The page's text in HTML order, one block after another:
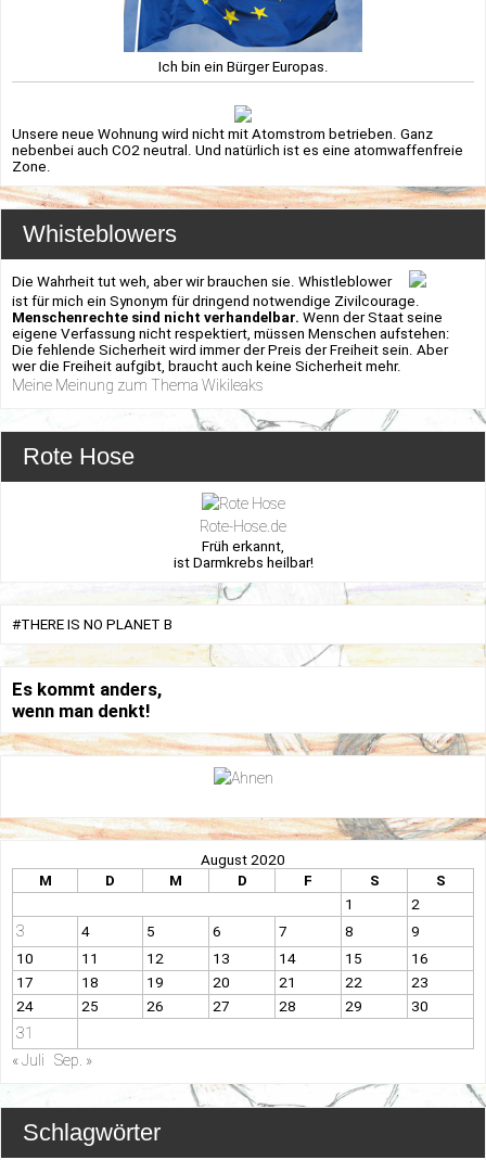
Ich bin ein Bürger Europas.
Unsere neue Wohnung wird nicht mit Atomstrom betrieben. Ganz
nebenbei auch CO2 neutral. Und natürlich ist es eine atomwaffenfreie
Zone.
Whisteblowers
Die Wahrheit tut weh, aber wir brauchen sie. Whistleblower
ist für mich ein Synonym für dringend notwendige Zivilcourage.
Menschenrechte sind nicht verhandelbar. Wenn der Staat seine
eigene Verfassung nicht respektiert, müssen Menschen aufstehen:
Die fehlende Sicherheit wird immer der Preis der Freiheit sein. Aber
wer die Freiheit aufgibt, braucht auch keine Sicherheit mehr.
Meine Meinung zum Thema Wikileaks
Rote Hose
Rote-Hose.de
Früh erkannt,
ist Darmkrebs heilbar!
#THERE IS NO PLANET B
Es kommt anders,
wenn man denkt!
August 2020
M
D M D F S
S
1
2
3 4 5 6 7 8
9
10
11 12 13 14 15
16
17
18 19 20 21 22
23
24
25 26 27 28 29 30
31
« Juli
Sep. »
Schlagwörter